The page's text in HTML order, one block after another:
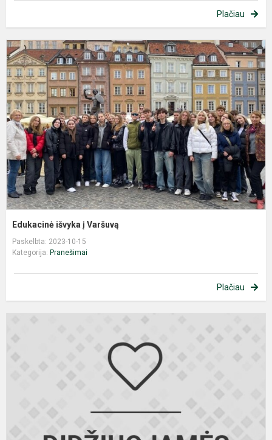
Plačiau
Edukacinė išvyka į Varšuvą
Paskelbta: 2023-10-15
Kategorija: Pranešimai
Plačiau